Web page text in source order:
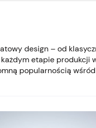
design – od
etapie produkcji
popularnością